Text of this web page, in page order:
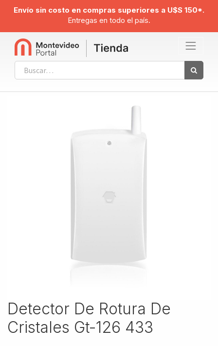
Envío sin costo en compras superiores a U$S 150*.
Entregas en todo el país.
Detector De Rotura De
Cristales Gt-126 433